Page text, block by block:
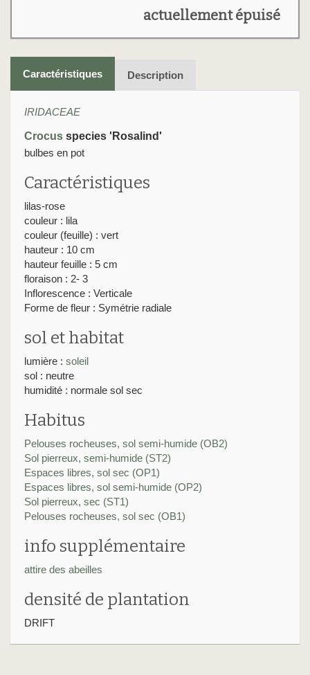
actuellement épuisé
Caractéristiques Description
IRIDACEAE
Crocus species 'Rosalind'
bulbes en pot
Caractéristiques
lilas-rose
couleur : lila
couleur (feuille) : vert
hauteur : 10 cm
hauteur feuille : 5 cm
floraison : 2- 3
Inflorescence : Verticale
Forme de fleur : Symétrie radiale
sol et habitat
lumière : soleil
sol : neutre
humidité : normale sol sec
Habitus
Pelouses rocheuses, sol semi-humide (OB2)
Sol pierreux, semi-humide (ST2)
Espaces libres, sol sec (OP1)
Espaces libres, sol semi-humide (OP2)
Sol pierreux, sec (ST1)
Pelouses rocheuses, sol sec (OB1)
info supplémentaire
attire des abeilles
densité de plantation
DRIFT